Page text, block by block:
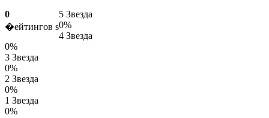
0
�ейтингов s
5 Звезда
0%
4 Звезда
0%
3 Звезда
0%
2 Звезда
0%
1 Звезда
0%